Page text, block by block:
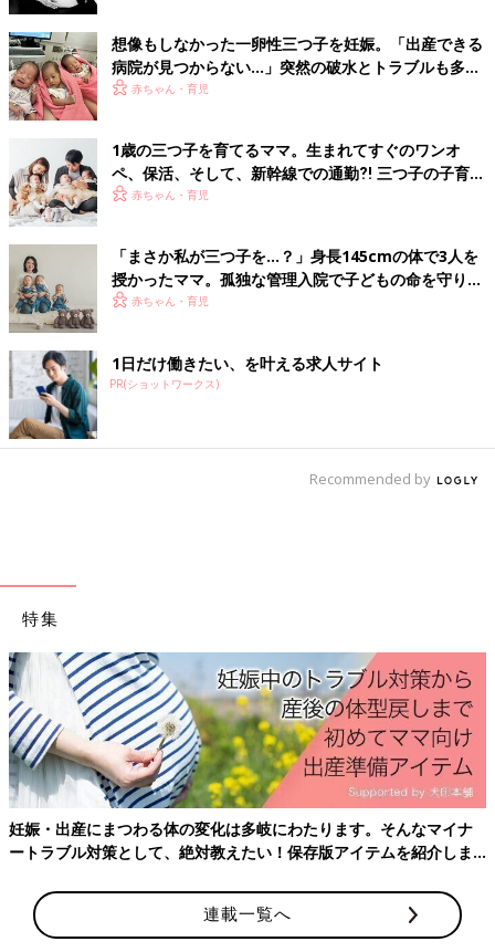
想像もしなかった一卵性三つ子を妊娠。「出産できる
病院が見つからない…」突然の破水とトラブルも多数
経験！【体験談】
赤ちゃん・育児
1歳の三つ子を育てるママ。生まれてすぐのワンオ
ペ、保活、そして、新幹線での通勤⁈ 三つ子の子育て
のリアル【多胎育児体験談】
赤ちゃん・育児
「まさか私が三つ子を…？」身長145cmの体で3人を
授かったママ。孤独な管理入院で子どもの命を守り抜
いた！【多胎インタビュー・前編】
赤ちゃん・育児
1日だけ働きたい、を叶える求人サイト
PR(ショットワークス)
Recommended by
特集
妊娠・出産にまつわる体の変化は多岐にわたります。そんなマイナ
ートラブル対策として、絶対教えたい！保存版アイテムを紹介しま
連載一覧へ